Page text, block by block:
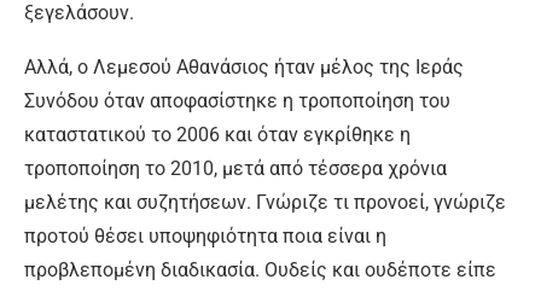
ξεγελάσουν.
Αλλά, ο Λεμεσού Αθανάσιος ήταν μέλος της Ιεράς
Συνόδου όταν αποφασίστηκε η τροποποίηση του
καταστατικού το 2006 και όταν εγκρίθηκε η
τροποποίηση το 2010, μετά από τέσσερα χρόνια
μελέτης και συζητήσεων. Γνώριζε τι προνοεί, γνώριζε
προτού θέσει υποψηφιότητα ποια είναι η
προβλεπομένη διαδικασία. Ουδείς και ουδέποτε είπε